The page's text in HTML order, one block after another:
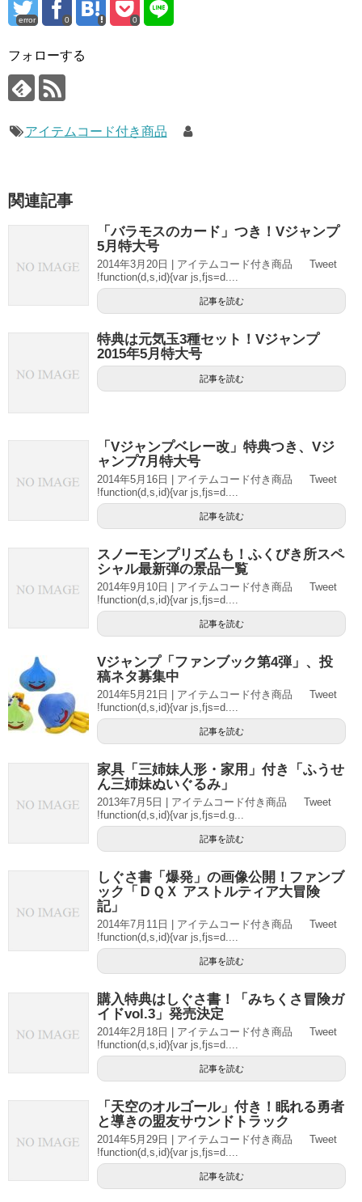
error 0 0
フォローする
アイテムコード付き商品
関連記事
「バラモスのカード」つき！Vジャンプ
5月特大号
2014年3月20日 | アイテムコード付き商品 Tweet
!function(d,s,id){var js,fjs=d....
記事を読む
特典は元気玉3種セット！Vジャンプ
2015年5月特大号
記事を読む
「Vジャンプベレー改」特典つき、Vジ
ャンプ7月特大号
2014年5月16日 | アイテムコード付き商品 Tweet
!function(d,s,id){var js,fjs=d....
記事を読む
スノーモンプリズムも！ふくびき所スペ
シャル最新弾の景品一覧
2014年9月10日 | アイテムコード付き商品 Tweet
!function(d,s,id){var js,fjs=d....
記事を読む
Vジャンプ「ファンブック第4弾」、投
稿ネタ募集中
2014年5月21日 | アイテムコード付き商品 Tweet
!function(d,s,id){var js,fjs=d....
記事を読む
家具「三姉妹人形・家用」付き「ふうせ
ん三姉妹ぬいぐるみ」
2013年7月5日 | アイテムコード付き商品 Tweet
!function(d,s,id){var js,fjs=d.g...
記事を読む
しぐさ書「爆発」の画像公開！ファンブ
ック「ＤＱＸ アストルティア大冒険
記」
2014年7月11日 | アイテムコード付き商品 Tweet
!function(d,s,id){var js,fjs=d....
記事を読む
購入特典はしぐさ書！「みちくさ冒険ガ
イドvol.3」発売決定
2014年2月18日 | アイテムコード付き商品 Tweet
!function(d,s,id){var js,fjs=d....
記事を読む
「天空のオルゴール」付き！眠れる勇者
と導きの盟友サウンドトラック
2014年5月29日 | アイテムコード付き商品 Tweet
!function(d,s,id){var js,fjs=d....
記事を読む